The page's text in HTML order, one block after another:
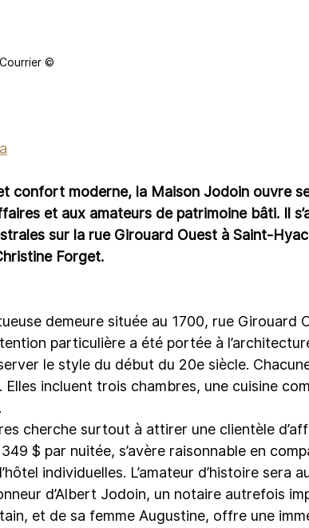
©
confort moderne, la Maison Jodoin ouvre
et aux amateurs de patrimoine bâti. Il
sur la rue Girouard Ouest à Saint-
Forget.
demeure située au 1700, rue Girouard
particulière a été portée à
le style du début du 20e siècle.
Elles incluent trois chambres, une cuisine
cherche surtout à attirer une clientèle
$ par nuitée, s’avère raisonnable en
individuelles. L’amateur d’histoire sera
d’Albert Jodoin, un notaire autrefois
et de sa femme Augustine, offre une